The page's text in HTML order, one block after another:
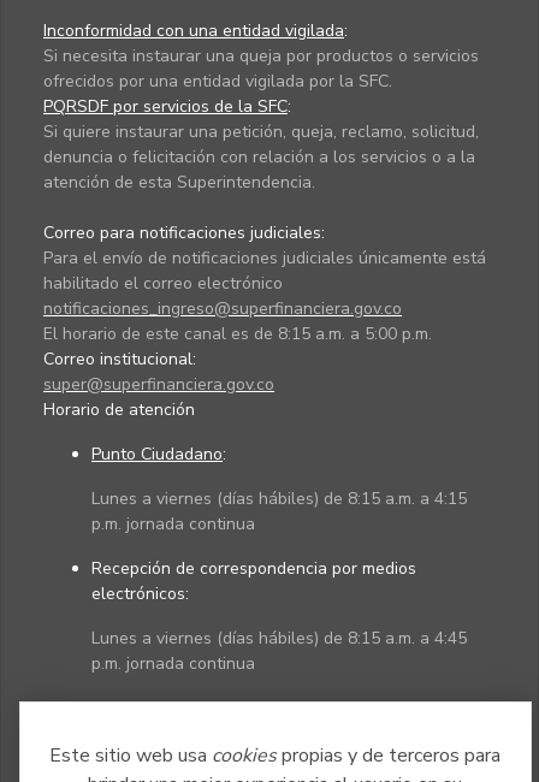
Este sitio web usa cookiespropias y de terceros para
Inconformidad con una entidad vigilada:
Si necesita instaurar una queja por productos o servicios
ofrecidos por una entidad vigilada por la SFC.
PQRSDF por servicios de la SFC:
Si quiere instaurar una petición, queja, reclamo, solicitud,
denuncia o felicitación con relación a los servicios o a la
atención de esta Superintendencia.
Correo para notificaciones judiciales:
Para el envío de notificaciones judiciales únicamente está
habilitado el correo electrónico
notificaciones_ingreso@superfinanciera.gov.co
El horario de este canal es de 8:15 a.m. a 5:00 p.m.
Correo institucional:
super@superfinanciera.gov.co
Horario de atención
Punto Ciudadano:
Lunes a viernes (días hábiles) de 8:15 a.m. a 4:15
p.m. jornada continua
Recepción de correspondencia por medios
electrónicos:
Lunes a viernes (días hábiles) de 8:15 a.m. a 4:45
p.m. jornada continua